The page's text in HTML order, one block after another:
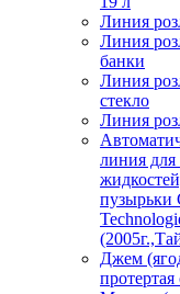
Линия
Линия
банки
Линия
стекло
Линия
линия для
пузырьки
Джем